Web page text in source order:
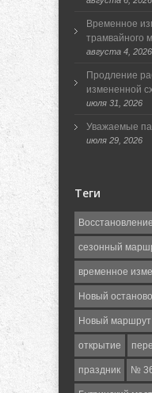
Временное
трамвайного
августа 4, 2026
Продление
измененной
июля 31, 2026
Уважаемые
июля 29, 2026
Теги
сезонный
временное
Новый
Новый маршрут
открытие
праздник №